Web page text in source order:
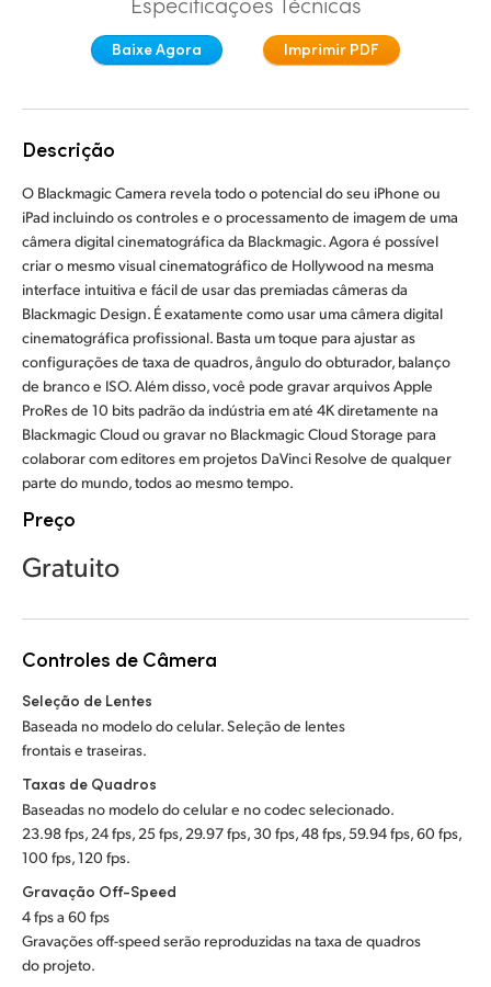
France
Germany
Hong Kong SAR, China
India
Italy
Korea
Mexico
Malaysia
Netherlands
Singapore
South Africa
Sweden
Chinese Taipei
Turkey
Baixe Agora Imprimir PDF
Descrição
O Blackmagic Camera revela todo o potencial do seu iPhone ou
iPad incluindo os controles e o processamento de imagem de uma
câmera digital cinematográfica da Blackmagic. Agora é possível
criar o mesmo visual cinematográfico de Hollywood na mesma
interface intuitiva e fácil de usar das premiadas câmeras da
Blackmagic Design. É exatamente como usar uma câmera digital
cinematográfica profissional. Basta um toque para ajustar as
configurações de taxa de quadros, ângulo do obturador, balanço
de branco e ISO. Além disso, você pode gravar arquivos Apple
ProRes de 10 bits padrão da indústria em até 4K diretamente na
Blackmagic Cloud ou gravar no Blackmagic Cloud Storage para
colaborar com editores em projetos DaVinci Resolve de qualquer
parte do mundo, todos ao mesmo tempo.
Preço
Gratuito
Controles de Câmera
Seleção de Lentes
Baseada no modelo do celular. Seleção de lentes
frontais e traseiras.
Taxas de Quadros
Baseadas no modelo do celular e no codec selecionado.
23.98 fps, 24 fps, 25 fps, 29.97 fps, 30 fps, 48 fps, 59.94 fps, 60 fps,
100 fps, 120 fps.
Gravação Off-Speed
4 fps a 60 fps
Gravações off-speed serão reproduzidas na taxa de quadros
do projeto.